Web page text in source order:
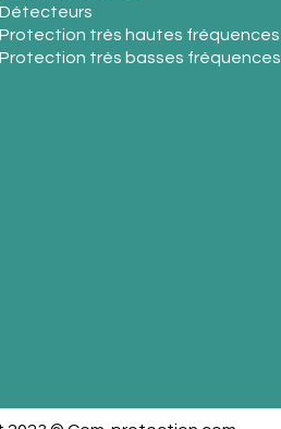
Détecteurs
Protection très hautes fréquences
Protection très basses fréquences